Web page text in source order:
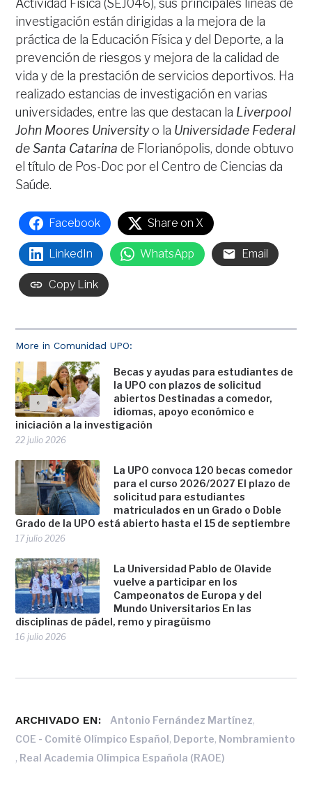
More in Comunidad UPO:
Becas y ayudas para estudiantes de
la UPO con plazos de solicitud
abiertos Destinadas a comedor,
idiomas, apoyo económico e
iniciación a la investigación
22 julio 2026
La UPO convoca 120 becas comedor
para el curso 2026/2027 El plazo de
solicitud para estudiantes
matriculados en un Grado o Doble
Grado de la UPO está abierto hasta el 15 de septiembre
17 julio 2026
La Universidad Pablo de Olavide
vuelve a participar en los
Campeonatos de Europa y del
Mundo Universitarios En las
disciplinas de pádel, remo y piragüismo
16 julio 2026
investigación están dirigidas a la mejora de la
práctica de la Educación Física y del Deporte, a la
prevención de riesgos y mejora de la calidad de
vida y de la prestación de servicios deportivos. Ha
realizado estancias de investigación en varias
universidades, entre las que destacan la Liverpool
John Moores Universityo la Universidade Federal
de Santa Catarinade Florianópolis, donde obtuvo
el título de Pos-Doc por el Centro de Ciencias da
Saúde.
Facebook Share on X
LinkedIn WhatsApp Email
Copy Link
ARCHIVADO EN: Antonio Fernández Martínez,
COE - Comité Olímpico Español, Deporte, Nombramiento
, Real Academia Olímpica Española (RAOE)